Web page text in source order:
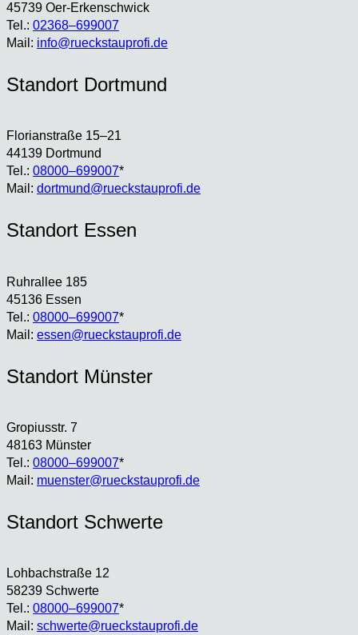
45739 Oer-Erken­sch­wick
Tel.: 02368–699007
Mail: info@rueckstauprofi.de
Stand­ort Dort­mund
Flo­ri­an­stra­ße 15–21
44139 Dort­mund
Tel.: 08000–699007*
Mail: dortmund@rueckstauprofi.de
Stand­ort Essen
Ruhr­al­lee 185
45136 Essen
Tel.: 08000–699007*
Mail: essen@rueckstauprofi.de
Stand­ort Müns­ter
Gro­pi­us­str. 7
48163 Müns­ter
Tel.: 08000–699007*
Mail: muenster@rueckstauprofi.de
Stand­ort Schwer­te
Loh­bach­stra­ße 12
58239 Schwer­te
Tel.: 08000–699007*
Mail: schwerte@rueckstauprofi.de